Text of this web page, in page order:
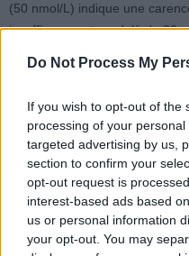
Do Not Process My
If you wish to opt-out of the
processing of your
targeted advertising by us,
section to confirm your
opt-out request is
interest-based ads based
us or personal information
your opt-out. You may
(50 nmol/L) indique une
insuffisance, et au-delà de 30
correct. Le médecin peut
phosphate et l’hormone
Selon l’hebdomadaire
s’exposer au soleil 5 à 25
couleur de la peau et la
adéquats. Cependant, pour
personnes âgées, les
couvertes, ou souffrant de